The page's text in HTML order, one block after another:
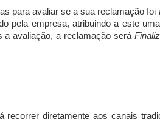
para avaliar se a sua reclamação foi
pela empresa, atribuindo a este
avaliação, a reclamação será
diretamente aos canais